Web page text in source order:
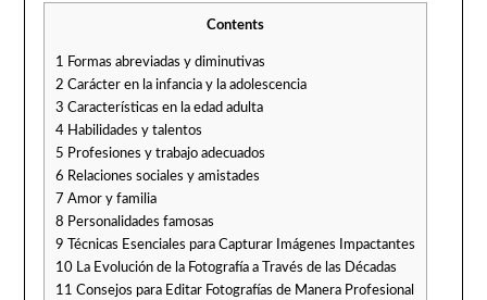
Contents
1 Formas abreviadas y diminutivas
2 Carácter en la infancia y la adolescencia
3 Características en la edad adulta
4Habilidades y talentos
5 Profesiones y trabajo adecuados
6 Relaciones sociales y amistades
7 Amor y familia
8 Personalidades famosas
9 Técnicas Esenciales para Capturar Imágenes Impactantes
10La Evolución de la Fotografía a Través de las Décadas
11 Consejos para Editar Fotografías de Manera Profesional